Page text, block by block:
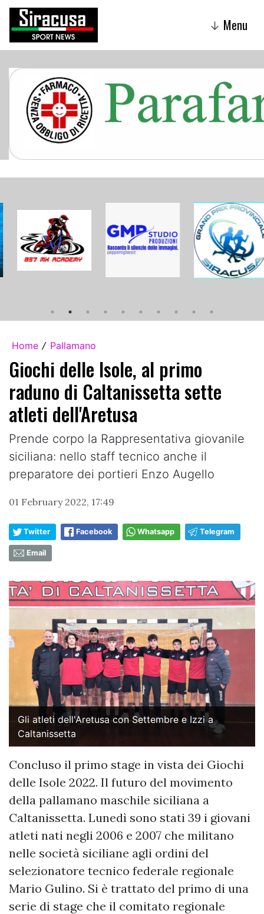
↓ Menu
Home / Pallamano
Giochi delle Isole, al primo
raduno di Caltanissetta sette
atleti dell'Aretusa
Prende corpo la Rappresentativa giovanile
siciliana: nello staff tecnico anche il
preparatore dei portieri Enzo Augello
01 February 2022, 17:49
Twitter Facebook Whatsapp Telegram
Email
Gli atleti dell'Aretusa con Settembre e Izzi a
Caltanissetta
Concluso il primo stage in vista dei Giochi
delle Isole 2022. Il futuro del movimento
della pallamano maschile siciliana a
Caltanissetta. Lunedì sono stati 39 i giovani
atleti nati negli 2006 e 2007 che militano
nelle società siciliane agli ordini del
selezionatore tecnico federale regionale
Mario Gulino. Si è trattato del primo di una
serie di stage che il comitato regionale